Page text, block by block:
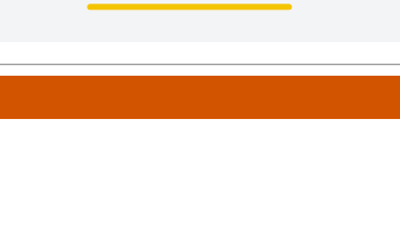
métropolitaine !